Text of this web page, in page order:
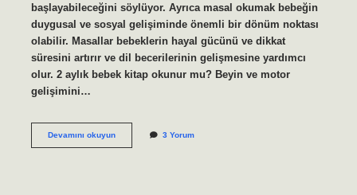
başlayabileceğini söylüyor. Ayrıca masal okumak bebeğin
duygusal ve sosyal gelişiminde önemli bir dönüm noktası
olabilir. Masallar bebeklerin hayal gücünü ve dikkat
süresini artırır ve dil becerilerinin gelişmesine yardımcı
olur. 2 aylık bebek kitap okunur mu? Beyin ve motor
gelişimini…
Devamını okuyunKitap
3 Yorum